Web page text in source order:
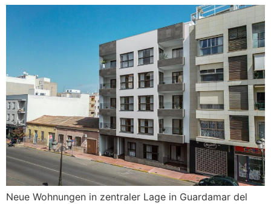
Neue Wohnungen in zentraler Lage in Guardamar del